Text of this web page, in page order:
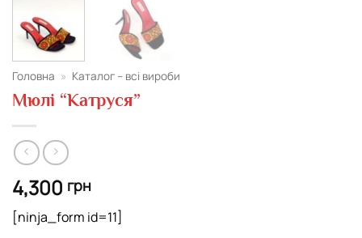
Головна » Каталог – всі вироби
Мюлі “Катруся”
4,300 грн
[ninja_form id=11]